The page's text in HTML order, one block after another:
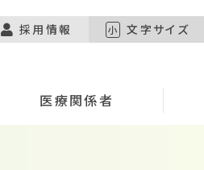
採用情報 小 文字サイズ
医療関係者